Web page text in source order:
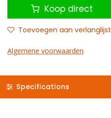
Koop direct
Toevoegen aan verlanglijst
Algemene voorwaarden
Specifications